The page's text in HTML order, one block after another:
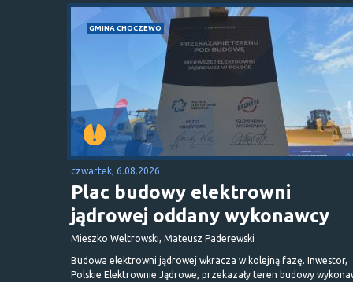
GMINA CHOCZEWO
czwartek, 6.08.2026
Plac budowy elektrowni
jądrowej oddany wykonawcy
Mieszko Weltrowski, Mateusz Paderewski
Budowa elektrowni jądrowej wkracza w kolejną fazę. Inwestor,
Polskie Elektrownie Jądrowe, przekazały teren budowy